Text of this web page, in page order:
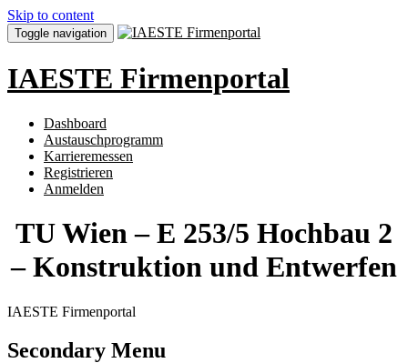
Skip to content
Toggle navigation
IAESTE Firmenportal
Dashboard
Austauschprogramm
Karrieremessen
Registrieren
Anmelden
TU Wien – E 253/5 Hochbau 2
– Konstruktion und Entwerfen
IAESTE Firmenportal
Secondary Menu